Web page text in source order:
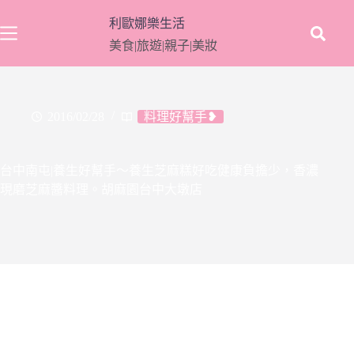
至
要
利歐娜樂生活
美食|旅遊|親子|美妝
料理好幫手❥